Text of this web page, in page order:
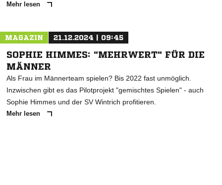
Mehr lesen
MAGAZIN 21.12.2024 | 09:45
SOPHIE HIMMES: "MEHRWERT" FÜR DIE
MÄNNER
Als Frau im Männerteam spielen? Bis 2022 fast unmöglich.
Inzwischen gibt es das Pilotprojekt "gemischtes Spielen" - auch
Sophie Himmes und der SV Wintrich profitieren.
Mehr lesen